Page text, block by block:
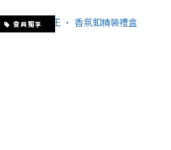
會員獨享